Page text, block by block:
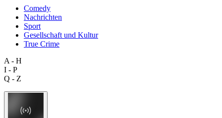
Comedy
Nachrichten
Sport
Gesellschaft und Kultur
True Crime
A - H
I - P
Q - Z